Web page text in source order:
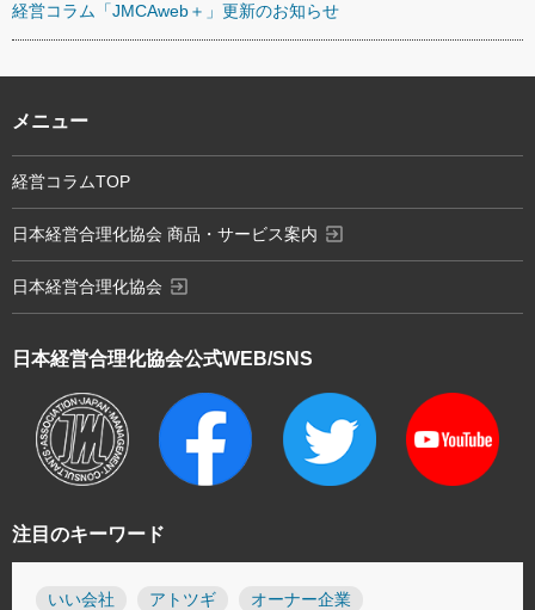
経営コラム「JMCAweb＋」更新のお知らせ
注目のキーワード
いい会社 アトツギ オーナー企業
日本経営合理化協会公式WEB/SNS
メニュー
経営コラムTOP
日本経営合理化協会 商品・サービス案内 exit_to_app
日本経営合理化協会 exit_to_app